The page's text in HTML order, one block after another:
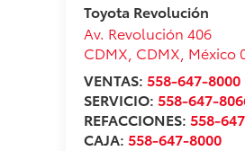
Toyota Revolución
Av. Revolución 406
CDMX CDMX , México
VENTAS:558-647-8000
SERVICIO:558-647-
REFACCIONES:558-
CAJA:558-647-8000